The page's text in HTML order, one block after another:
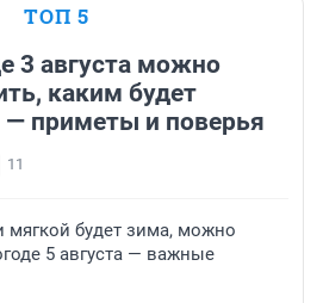
ТОП 5
3 августа можно
каким будет
— приметы и поверья
11
мягкой будет зима, можно
5 августа — важные